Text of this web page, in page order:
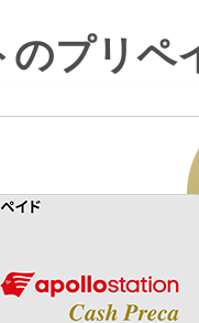
のプリペ